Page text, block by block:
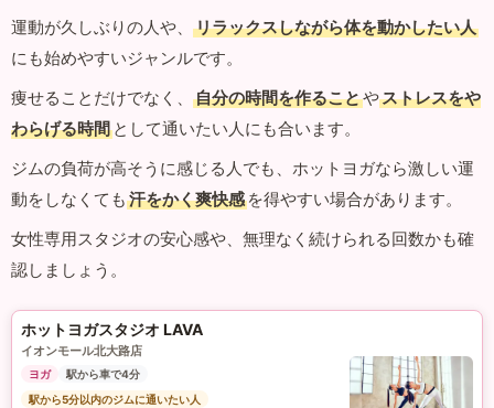
運動が久しぶりの人や、
リラックスしながら体を動かしたい人
にも始めやすいジャンルです。
痩せることだけでなく、
自分の時間を作ることやストレスをや
わらげる時間 として通いたい人にも合います。
ジムの負荷が高そうに感じる人でも、ホットヨガなら激しい運
動をしなくても 汗をかく爽快感 を得やすい場合があります。
女性専用スタジオの安心感や、無理なく続けられる回数かも確
認しましょう。
ホットヨガスタジオ LAVA
イオンモール北大路店
ヨガ
駅から車で4分
駅から5分以内のジムに通いたい人